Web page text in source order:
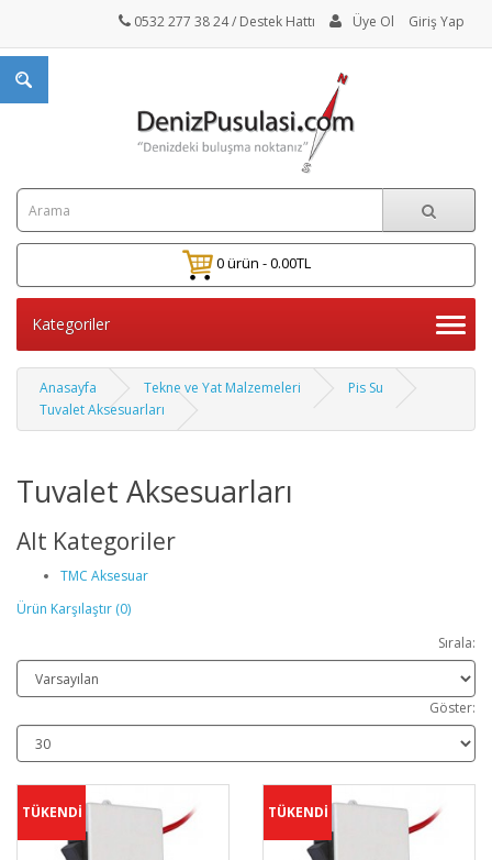
0532 277 38 24/ Destek Hattı Üye Ol Giriş Yap
0 ürün - 0.00TL
Kategoriler
Anasayfa Tekne ve Yat Malzemeleri
Pis Su
Tuvalet Aksesuarları
Tuvalet Aksesuarları
Alt Kategoriler
TMC Aksesuar
Ürün Karşılaştır (0)
Sırala:
Göster:
TÜKENDİ TÜKENDİ